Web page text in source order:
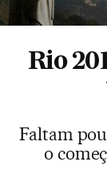
Rio
Faltam
o